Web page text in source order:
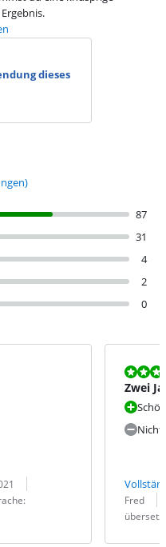
dieses
Bewertungen.
87
31
4
2
0
Bewertet
Zwei
Nicht
Bewertung
Fred
Datum: